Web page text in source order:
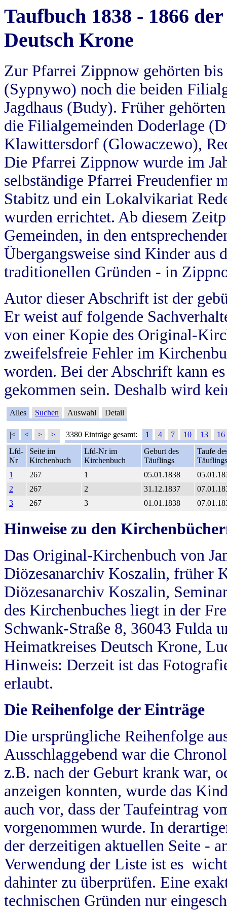
Taufbuch 1838 - 1866
Deutsch Krone
Zur Pfarrei Zippnow gehörten
(Sypnywo) noch die beiden
Jagdhaus (Budy). Früher
die Filialgemeinden Doderlage
Klawittersdorf (Glowaczewo),
Die Pfarrei Zippnow wurde im
selbständige Pfarrei Freudenfier
Stabitz und ein Lokalvikariat
wurden errichtet. Ab diesem
Gemeinden, in den
Übergangsweise sind Kinder aus
traditionellen Gründen - in
Autor dieser Abschrift ist der
Er weist auf folgende
von einer Kopie des Original-
zweifelsfreie Fehler im
worden. Bei der Abschrift kann
gekommen sein. Deshalb wird
Alles Suchen Auswahl Detail
|< < > >| 3380 Einträge gesamt: 1 4 7 10 13
16
Lfd-
Nr
Seite im
Kirchenbuch
Lfd-Nr im
Kirchenbuch
Geburt des
Täuflings
Taufe
Täuflings
1
267 1 05.01.1838
2
267 2 31.12.1837
3
267 3 01.01.1838
Hinweise zu den
Das Original-Kirchenbuch von
Diözesanarchiv Koszalin, früher
Diözesanarchiv Koszalin,
des Kirchenbuches liegt in der
Schwank-Straße 8, 36043 Fulda
Heimatkreises Deutsch Krone,
Hinweis: Derzeit ist das
erlaubt.
Die Reihenfolge der Einträge
Die ursprüngliche Reihenfolge
Ausschlaggebend war die
z.B. nach der Geburt krank war,
anzeigen konnten, wurde das
auch vor, dass der Taufeintrag
vorgenommen wurde. In
der derzeitigen aktuellen Seite -
Verwendung der Liste ist es
dahinter zu überprüfen. Eine
technischen Gründen nur